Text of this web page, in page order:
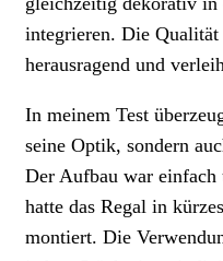
integrieren. Die Qualität
herausragend und
In meinem Test
seine Optik, sondern
Der Aufbau war
hatte das Regal in
montiert. Die